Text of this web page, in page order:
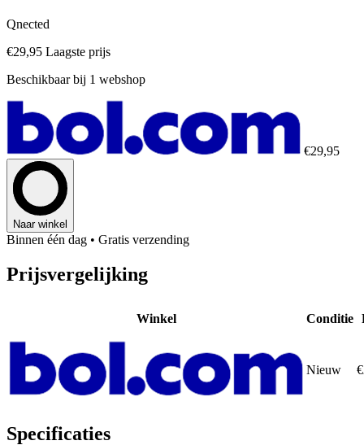
Qnected
€29,95 Laagste prijs
Beschikbaar bij 1 webshop
€29,95
Naar winkel
Binnen één dag • Gratis verzending
Prijsvergelijking
Winkel Conditie
Nieuw
Specificaties